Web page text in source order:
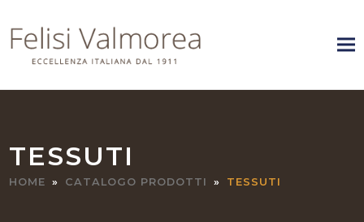
TESSUTI
HOME » CATALOGO PRODOTTI » TESSUTI